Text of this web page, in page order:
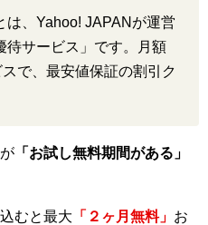
は、Yahoo! JAPANが運営
待サービス」です。月額
で、最安値保証の割引ク
「お試し無料期間がある」
むと最大 「２ヶ月無料」 お